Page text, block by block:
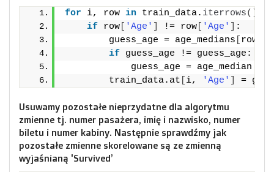
for i, row in train_data. iterrows()
if row 'Age' != row 'Age'
:
        guess_age = age_medians
row
if guess_age != guess_age:
            guess_age = age_median
        train_data.at
i, 'Age' =
Usuwamy pozostałe nieprzydatne dla algorytmu
zmienne tj. numer pasażera, imię i nazwisko, numer
biletu i numer kabiny. Następnie sprawdźmy jak
pozostałe zmienne skorelowane są ze zmienną
wyjaśnianą 'Survived’